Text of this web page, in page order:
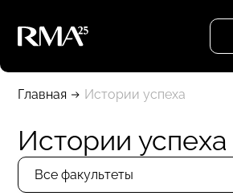
Главная Истории успеха
Истории успеха
Все факультеты